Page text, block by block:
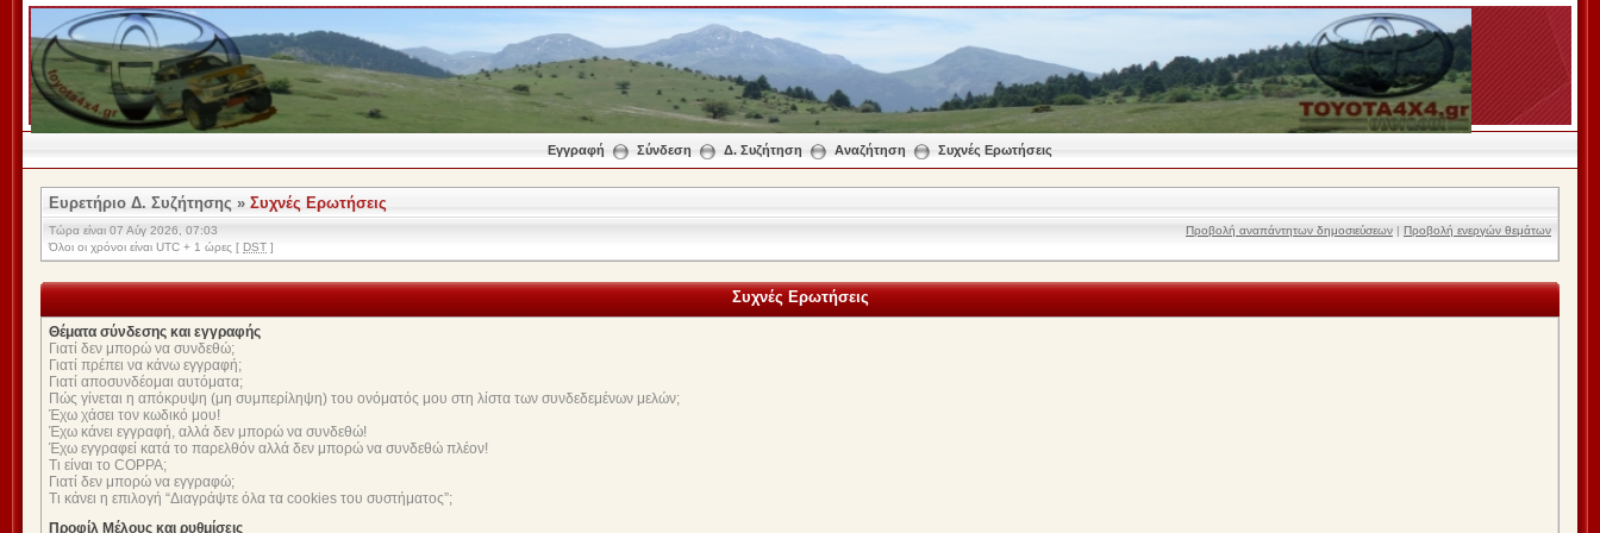
Εγγραφή Σύνδεση Δ. Συζήτηση Αναζήτηση Συχνές Ερωτήσεις
Ευρετήριο Δ. Συζήτησης » Συχνές Ερωτήσεις
Τώρα είναι 07 Αύγ 2026, 07:03
Όλοι οι χρόνοι είναι UTC + 1 ώρες [ DST ]
Προβολή αναπάντητων δημοσιεύσεων | Προβολή ενεργών θεμάτων
Συχνές Ερωτήσεις
Θέματα σύνδεσης και εγγραφής
Γιατί δεν μπορώ να συνδεθώ;
Γιατί πρέπει να κάνω εγγραφή;
Γιατί αποσυνδέομαι αυτόματα;
Πώς γίνεται η απόκρυψη (μη συμπερίληψη) του ονόματός μου στη λίστα των συνδεδεμένων μελών;
Έχω χάσει τον κωδικό μου!
Έχω κάνει εγγραφή, αλλά δεν μπορώ να συνδεθώ!
Έχω εγγραφεί κατά το παρελθόν αλλά δεν μπορώ να συνδεθώ πλέον!
Τι είναι το COPPA;
Γιατί δεν μπορώ να εγγραφώ;
Τι κάνει η επιλογή “Διαγράψτε όλα τα cookies του συστήματος”;
Προφίλ Μέλους και ρυθμίσεις